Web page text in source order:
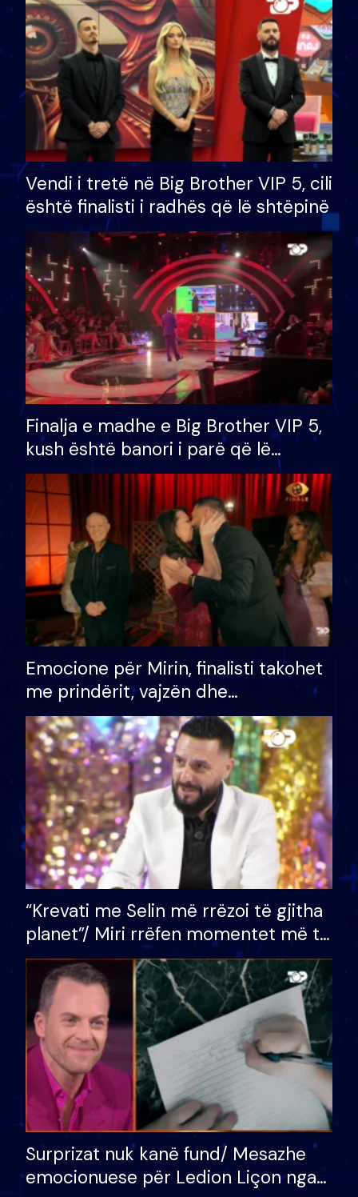
Vendi i tretë në Big Brother VIP 5, cili
është finalisti i radhës që lë shtëpinë
Finalja e madhe e Big Brother VIP 5,
kush është banori i parë që lë
shtëpinë dhe humb mundësinë për
të fituar çmimin e madh
Emocione për Mirin, finalisti takohet
me prindërit, vajzën dhe
bashkëshorten: S’kemi ndonjë letër
divorci apo jo?
“Krevati me Selin më rrëzoi të gjitha
planet”/ Miri rrëfen momentet më të
bukura në shtëpinë e BB VIP: Do më
mungojë zilja e mëngjesit kur…
Surprizat nuk kanë fund/ Mesazhe
emocionuese për Ledion Liçon nga